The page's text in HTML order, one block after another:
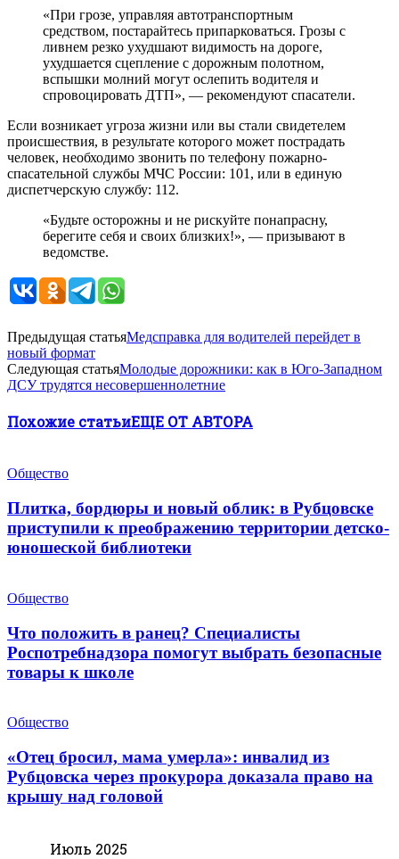
«При грозе, управляя автотранспортным
средством, постарайтесь припарковаться. Грозы с
ливнем резко ухудшают видимость на дороге,
ухудшается сцепление с дорожным полотном,
вспышки молний могут ослепить водителя и
спровоцировать ДТП», — рекомендуют спасатели.
Если возникает угроза жизни или вы стали свидетелем
происшествия, в результате которого может пострадать
человек, необходимо звонить по телефону пожарно-
спасательной службы МЧС России: 101, или в единую
диспетчерскую службу: 112.
«Будьте осторожны и не рискуйте понапрасну,
берегите себя и своих близких!», — призывают в
ведомстве.
Предыдущая статьяМедсправка для водителей перейдет в
новый формат
Следующая статьяМолодые дорожники: как в Юго-Западном
ДСУ трудятся несовершеннолетние
Похожие статьиЕЩЕ ОТ АВТОРА
Общество
Плитка, бордюры и новый облик: в Рубцовске
приступили к преображению территории детско-
юношеской библиотеки
Общество
Что положить в ранец? Специалисты
Роспотребнадзора помогут выбрать безопасные
товары к школе
Общество
«Отец бросил, мама умерла»: инвалид из
Рубцовска через прокурора доказала право на
крышу над головой
Июль 2025